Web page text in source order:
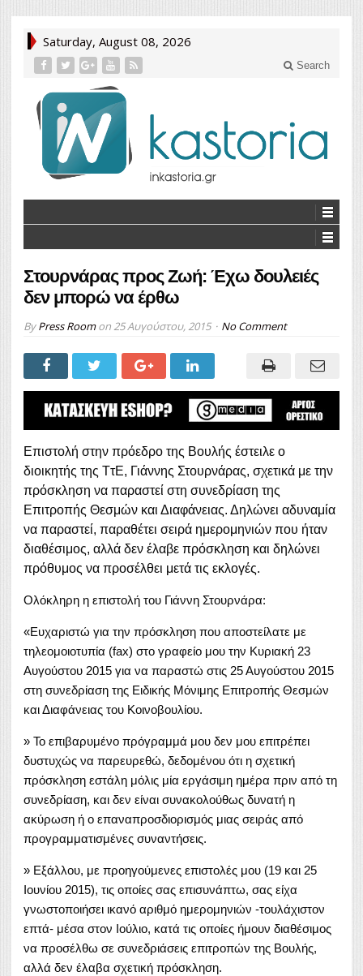
Saturday, August 08, 2026
Search
Στουρνάρας προς Ζωή: Έχω δουλειές
δεν μπορώ να έρθω
ByPress Roomon 25 Αυγούστου, 2015 No Comment
Επιστολή στην πρόεδρο της Βουλής έστειλε ο
διοικητής της ΤτΕ, Γιάννης Στουρνάρας, σχετικά με την
πρόσκληση να παραστεί στη συνεδρίαση της
Επιτροπής Θεσμών και Διαφάνειας. Δηλώνει αδυναμία
να παραστεί, παραθέτει σειρά ημερομηνιών που ήταν
διαθέσιμος, αλλά δεν έλαβε πρόσκληση και δηλώνει
πρόθυμος να προσέλθει μετά τις εκλογές.
Ολόκληρη η επιστολή του Γιάννη Στουρνάρα:
«Ευχαριστώ για την πρόσκληση που αποστείλατε με
τηλεομοιοτυπία (fax) στο γραφείο μου την Κυριακή 23
Αυγούστου 2015 για να παραστώ στις 25 Αυγούστου 2015
στη συνεδρίαση της Ειδικής Μόνιμης Επιτροπής Θεσμών
και Διαφάνειας του Κοινοβουλίου.
» Το επιβαρυμένο πρόγραμμά μου δεν μου επιτρέπει
δυστυχώς να παρευρεθώ, δεδομένου ότι η σχετική
πρόσκληση εστάλη μόλις μία εργάσιμη ημέρα πριν από τη
συνεδρίαση, και δεν είναι συνακολούθως δυνατή η
ακύρωση ή ο επαναπροσδιορισμός μιας σειράς από
προγραμματισμένες συναντήσεις.
» Εξάλλου, με προηγούμενες επιστολές μου (19 και 25
Ιουνίου 2015), τις οποίες σας επισυνάπτω, σας είχα
γνωστοποιήσει ικανό αριθμό ημερομηνιών -τουλάχιστον
επτά- μέσα στον Ιούλιο, κατά τις οποίες ήμουν διαθέσιμος
να προσέλθω σε συνεδριάσεις επιτροπών της Βουλής,
αλλά δεν έλαβα σχετική πρόσκληση.